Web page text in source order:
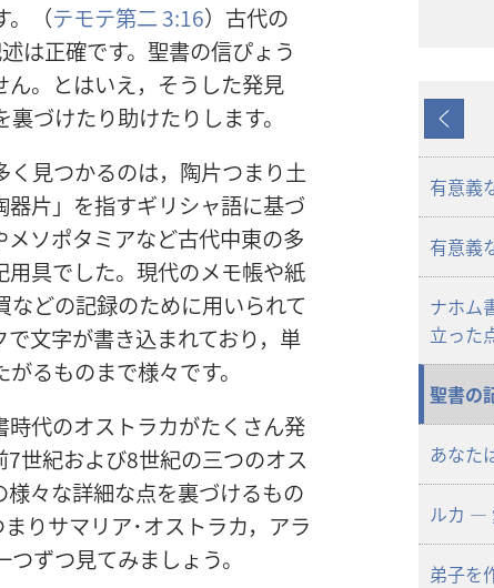
。（テモテ第二 3:16）古代の
は正確です。聖書の信ぴょう
。とはいえ，そうした発見
づけたり助けたりします。
見つかるのは，陶片つまり土
片」を指すギリシャ語に基づ
ソポタミアなど古代中東の多
用具でした。現代のメモ帳や紙
などの記録のために用いられて
文字が書き込まれており，単
るものまで様々です。
代のオストラカがたくさん発
世紀および8世紀の三つのオス
々な詳細な点を裏づけるもの
りサマリア･オストラカ，アラ
ずつ見てみましょう。
戻
る
有意義
有意義
ナホム
立った
聖書の
あなた
ルカ ―
弟子を